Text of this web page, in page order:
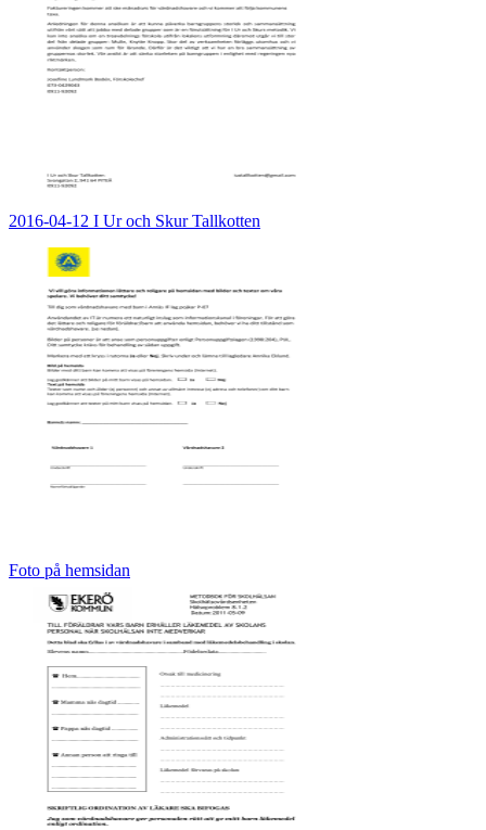
2016-04-12 I Ur och Skur Tallkotten
Foto på hemsidan